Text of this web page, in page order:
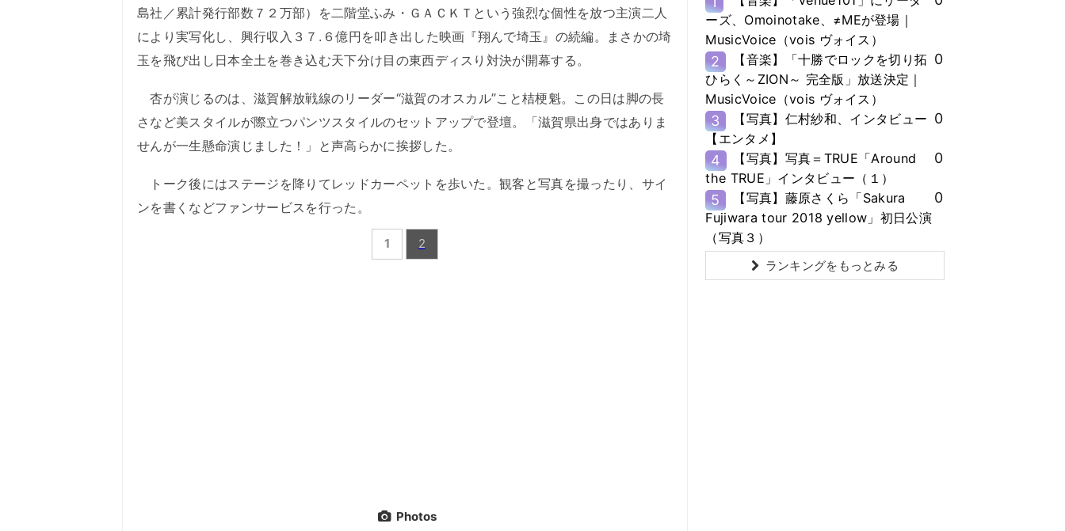
島社／累計発行部数７２万部）を二階堂ふみ・ＧＡＣＫＴという強烈な個性を放つ主演二人
により実写化し、興行収入３７.６億円を叩き出した映画『翔んで埼玉』の続編。まさかの埼
玉を飛び出し日本全土を巻き込む天下分け目の東西ディスり対決が開幕する。
杏が演じるのは、滋賀解放戦線のリーダー“滋賀のオスカル”こと桔梗魁。この日は脚の長
さなど美スタイルが際立つパンツスタイルのセットアップで登壇。「滋賀県出身ではありま
せんが一生懸命演じました！」と声高らかに挨拶した。
トーク後にはステージを降りてレッドカーペットを歩いた。観客と写真を撮ったり、サイ
ンを書くなどファンサービスを行った。
1 2
Photos
ーズ、Omoinotake、≠MEが登場｜
MusicVoice（vois ヴォイス）
2
【音楽】「十勝でロックを切り拓
ひらく～ZION～ 完全版」放送決定｜
MusicVoice（vois ヴォイス）
0
3
【写真】仁村紗和、インタビュー
【エンタメ】
0
4
【写真】写真＝TRUE「Around
the TRUE」インタビュー（１）
0
5
【写真】藤原さくら「Sakura
Fujiwara tour 2018 yellow」初日公演
（写真３）
0
ランキングをもっとみる